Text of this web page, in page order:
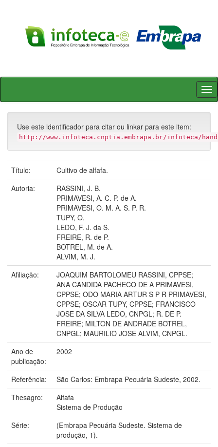
Skip
Use este identificador para citar ou linkar para este item:
http://www.infoteca.cnptia.embrapa.br/infoteca/
Título:
Cultivo de alfafa.
Autoria:
RASSINI, J. B.
PRIMAVESI, A. C. P. de A.
PRIMAVESI, O. M. A. S. P. R.
TUPY, O.
LEDO, F. J. da S.
FREIRE, R. de P.
BOTREL, M. de A.
ALVIM, M. J.
Afiliação:
JOAQUIM BARTOLOMEU RASSINI, CPPSE;
ANA CANDIDA PACHECO DE A PRIMAVESI,
CPPSE; ODO MARIA ARTUR S P R PRIMAVESI,
CPPSE; OSCAR TUPY, CPPSE; FRANCISCO
JOSE DA SILVA LEDO, CNPGL; R. DE P.
FREIRE; MILTON DE ANDRADE BOTREL,
CNPGL; MAURILIO JOSE ALVIM, CNPGL.
Ano de
publicação:
2002
Referência:
São Carlos: Embrapa Pecuária Sudeste, 2002.
Thesagro:
Alfafa
Sistema de Produção
Série:
(Embrapa Pecuária Sudeste. Sistema de
produção, 1).